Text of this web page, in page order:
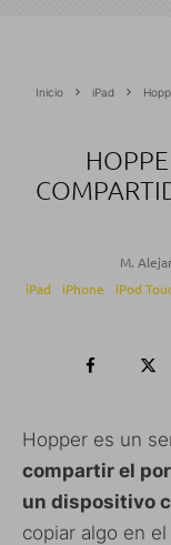
Inicio iPad
M.
iPad
iPhone iPod
Hopper es un
compartir el
un dispositivo
copiar algo en